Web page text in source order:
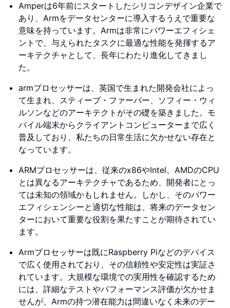
Amperは6年前にスタートしたシリコンデザイン企業で
あり、Armをデータセンターに導入するうえで重要な
意味を持っています。Armは非常にパワーエフィシェ
ントで、与えられたタスクに最適な性能を発揮するア
ーキテクチャとして、長年にわたり進化してきまし
た。
armプロセッサーは、英国で生まれた開発会社によっ
て生まれ、スティーブ・ファーバー、ソフィー・ウィ
ルソンなどのアーキテクトがその礎を築きました。モ
バイル端末からクライアントコンピューターまで広く
普及しており、私たちの日常生活に欠かせない存在と
なっています。
ARMプロセッサーは、従来のx86やIntel、AMDのCPU
とは異なるアーキテクチャであるため、開発者にとっ
ては未知の領域かもしれません。しかし、そのパワー
エフィシェンシーと適切な性能は、将来のデータセン
ターにおいて重要な役割を果たすことが期待されてい
ます。
Armプロセッサーは既にRaspberry Piなどのデバイス
で広く使用されており、その信頼性や安定性は実証さ
れています。大規模な環境での実用性を確認するため
には、詳細なテストやパフォーマンス評価が欠かせま
せんが、Armの持つ潜在能力は間違いなく未来のデー